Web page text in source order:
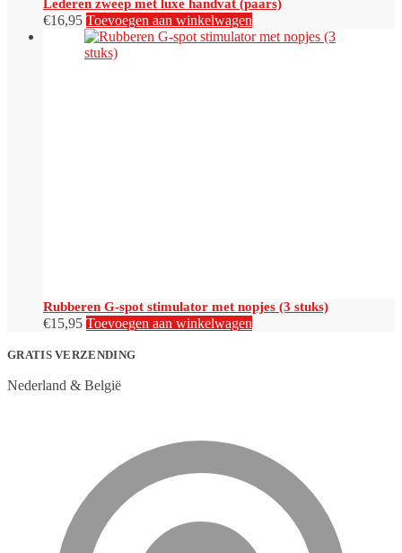
Lederen zweep met luxe handvat (paars)
€16,95 Toevoegen aan winkelwagen
Rubberen G-spot stimulator met nopjes (3 stuks)
€15,95 Toevoegen aan winkelwagen
GRATIS VERZENDING
Nederland & België